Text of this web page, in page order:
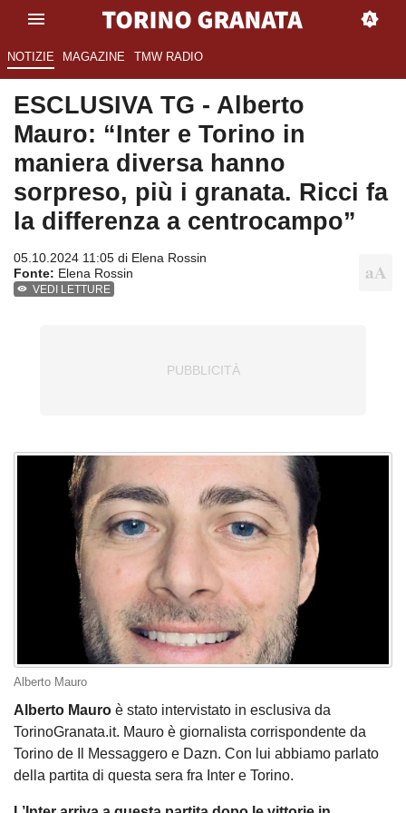
NOTIZIE MAGAZINE TMW RADIO
ESCLUSIVA TG - Alberto
Mauro: “Inter e Torino in
maniera diversa hanno
sorpreso, più i granata. Ricci fa
la differenza a centrocampo”
05.10.2024 11:05 di Elena Rossin
Fonte: Elena Rossin
VEDI LETTURE
Alberto Mauro
Alberto Mauro è stato intervistato in esclusiva da
TorinoGranata.it. Mauro è giornalista corrispondente da
Torino de Il Messaggero e Dazn. Con lui abbiamo parlato
della partita di questa sera fra Inter e Torino.